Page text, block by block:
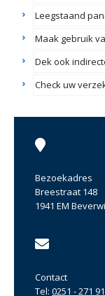
Leegstaand
Maak gebruik
Dek ook
Check uw
Bezoekadres
Breestraat 148
1941 EM
Contact
Tel: 0251 - 271